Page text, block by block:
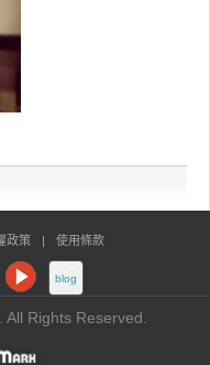
政策 | 使用條款
blog
Rights Reserved.